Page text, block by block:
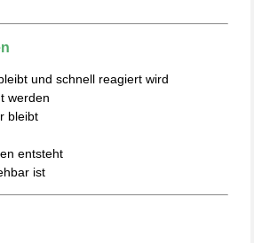
und schnell reagiert wird
werden
bleibt
entsteht
ist